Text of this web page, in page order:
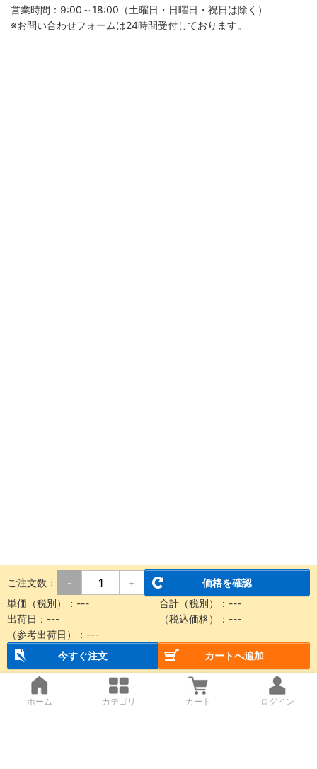
営業時間：9:00～18:00（土曜日・日曜日・祝日は除く）
※お問い合わせフォームは24時間受付しております。
ご注文数： - +
価格を確認
単価（税別）： --- 合計（税別）： ---
出荷日： --- （税込価格）： ---
（参考出荷日）： ---
今すぐ注文
カートへ追加
ホーム カテゴリ カート ログイン